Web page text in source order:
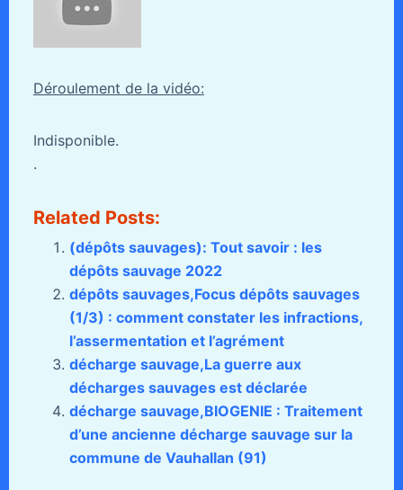
Déroulement de la vidéo:
Indisponible.
.
Related Posts:
(dépôts sauvages): Tout savoir : les
dépôts sauvage 2022
dépôts sauvages,Focus dépôts sauvages
(1/3) : comment constater les infractions,
l’assermentation et l’agrément
décharge sauvage,La guerre aux
décharges sauvages est déclarée
décharge sauvage,BIOGENIE : Traitement
d’une ancienne décharge sauvage sur la
commune de Vauhallan (91)